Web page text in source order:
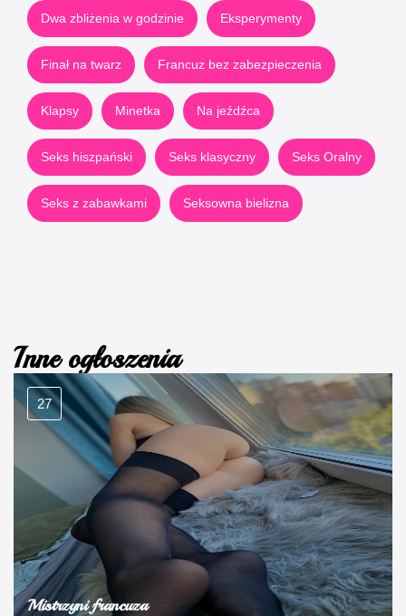
Dwa zbliżenia w godzinie Eksperymenty
Finał na twarz Francuz bez zabezpieczenia
Klapsy Minetka Na jeźdźca
Seks hiszpański Seks klasyczny Seks Oralny
Seks z zabawkami Seksowna bielizna
Inne ogłoszenia
27
Mistrzyni francuza